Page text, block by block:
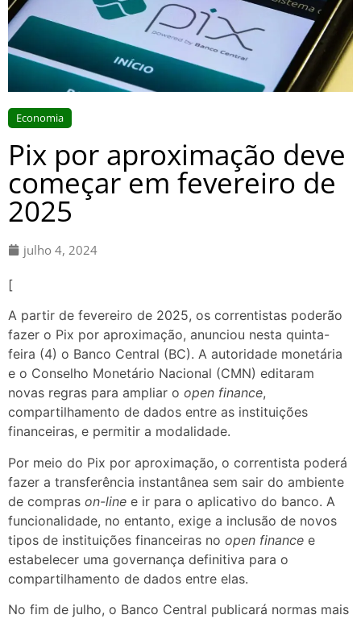
Economia
Pix por aproximação deve
começar em fevereiro de
2025
julho 4, 2024
[
A partir de fevereiro de 2025, os correntistas poderão
fazer o Pix por aproximação, anunciou nesta quinta-
feira (4) o Banco Central (BC). A autoridade monetária
e o Conselho Monetário Nacional (CMN) editaram
novas regras para ampliar o open finance,
compartilhamento de dados entre as instituições
financeiras, e permitir a modalidade.
Por meio do Pix por aproximação, o correntista poderá
fazer a transferência instantânea sem sair do ambiente
de compras on-line e ir para o aplicativo do banco. A
funcionalidade, no entanto, exige a inclusão de novos
tipos de instituições financeiras no open finance e
estabelecer uma governança definitiva para o
compartilhamento de dados entre elas.
No fim de julho, o Banco Central publicará normas mais